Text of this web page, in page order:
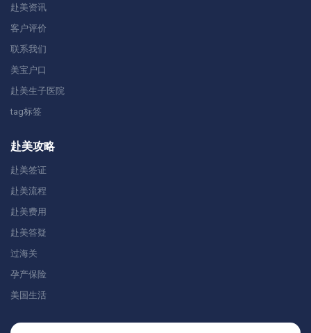
赴美资讯
客户评价
联系我们
美宝户口
赴美生子医院
tag标签
赴美攻略
赴美签证
赴美流程
赴美费用
赴美答疑
过海关
孕产保险
美国生活